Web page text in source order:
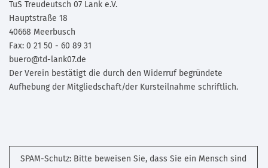
TuS Treudeutsch 07 Lank e.V.
Hauptstraße 18
40668 Meerbusch
Fax: 0 21 50 - 60 89 31
buero@td-lank07.de
Der Verein bestätigt die durch den Widerruf begründete
Aufhebung der Mitgliedschaft/der Kursteilnahme schriftlich.
SPAM-Schutz: Bitte beweisen Sie, dass Sie ein Mensch sind